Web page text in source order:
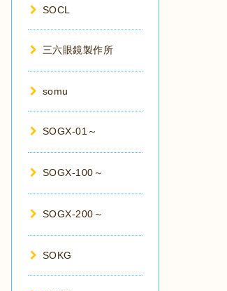
SOCL
三六眼鏡製作所
somu
SOGX-01～
SOGX-100～
SOGX-200～
SOKG